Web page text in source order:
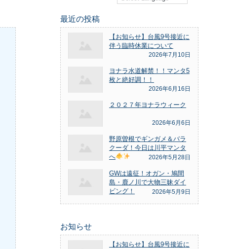
最近の投稿
【お知らせ】台風9号接近に
伴う臨時休業について
2026年7月10日
ヨナラ水道解禁！！マンタ5
枚と絶好調！！
2026年6月16日
２０２７年ヨナラウィーク
2026年6月6日
野原曽根でギンガメ＆バラ
クーダ！今日は川平マンタ
へ
2026年5月28日
GWは遠征！オガン・鳩間
島・鹿ノ川で大物三昧ダイ
ビング！
2026年5月9日
お知らせ
【お知らせ】台風9号接近に